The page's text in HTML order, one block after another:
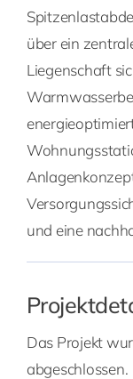
über ein
Liegenschaft
und eine
Das Projekt
abgeschlossen.